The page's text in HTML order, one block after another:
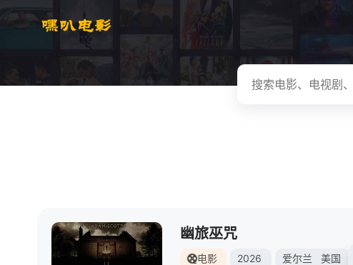
幽旅巫咒
电影 2026 爱尔兰 美国